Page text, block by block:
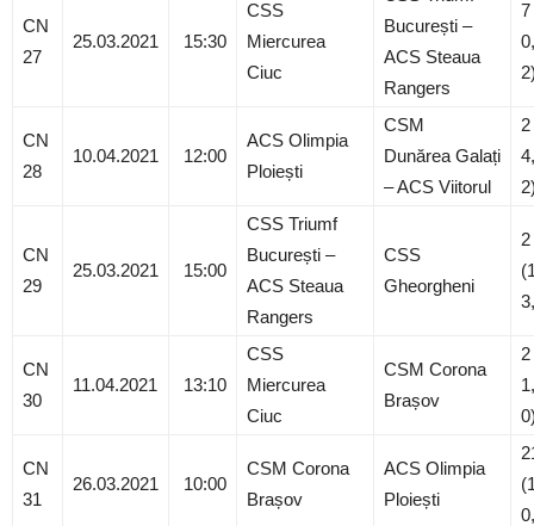
CN
27
25.03.2021 15:30
CSS
Miercurea
Ciuc
București –
ACS Steaua
Rangers
7
CN
28
10.04.2021 12:00
ACS Olimpia
Ploiești
CSM
Dunărea Galați
– ACS Viitorul
CN
29
25.03.2021 15:00
CSS Triumf
București –
ACS Steaua
Rangers
CSS
Gheorgheni
CN
30
11.04.2021 13:10
CSS
Miercurea
Ciuc
CSM Corona
Brașov
CN
31
26.03.2021 10:00
CSM Corona
Brașov
ACS Olimpia
Ploiești